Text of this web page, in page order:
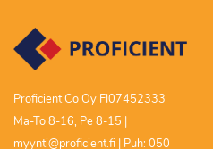
Proficient Co Oy FI07452333
Ma-To 8-16, Pe 8-15 |
myynti@proficient.fi | Puh: 050